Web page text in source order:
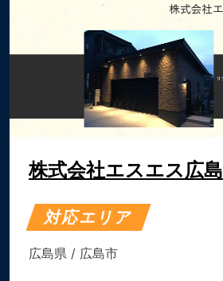
株式会社エスエス広島
対応エリア
広島県 / 広島市